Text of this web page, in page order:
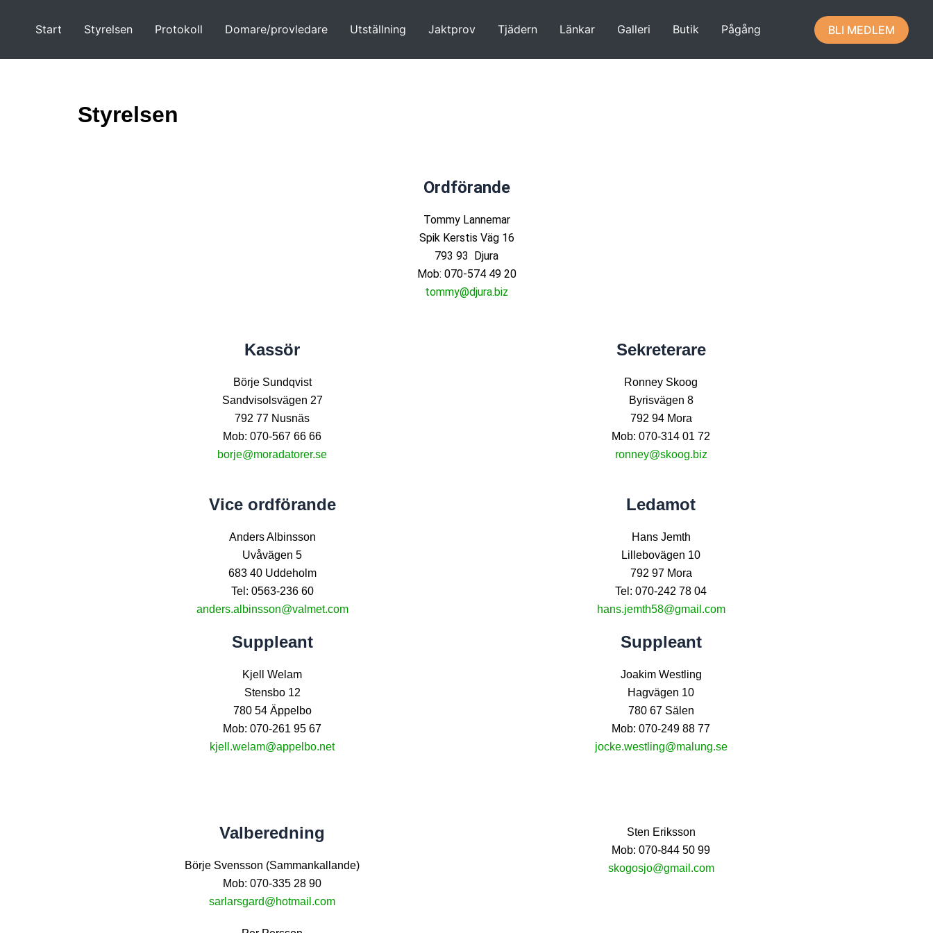
Start Styrelsen Protokoll Domare/provledare Utställning Jaktprov Tjädern Länkar Galleri Butik Pågång BLI MEDLEM
Styrelsen
Ordförande
Tommy Lannemar
Spik Kerstis Väg 16
793 93 Djura
Mob: 070-574 49 20
tommy@djura.biz
Kassör
Börje Sundqvist
Sandvisolsvägen 27
792 77 Nusnäs
Mob: 070-567 66 66
borje@moradatorer.se
Sekreterare
Ronney Skoog
Byrisvägen 8
792 94 Mora
Mob: 070-314 01 72
ronney@skoog.biz
Vice ordförande
Anders Albinsson
Uvåvägen 5
683 40 Uddeholm
Tel: 0563-236 60
anders.albinsson@valmet.com
Ledamot
Hans Jemth
Lillebovägen 10
792 97 Mora
Tel: 070-242 78 04
hans.jemth58@gmail.com
Suppleant
Kjell Welam
Stensbo 12
780 54 Äppelbo
Mob: 070-261 95 67
kjell.welam@appelbo.net
Suppleant
Joakim Westling
Hagvägen 10
780 67 Sälen
Mob: 070-249 88 77
jocke.westling@malung.se
Valberedning
Börje Svensson (Sammankallande)
Mob: 070-335 28 90
sarlarsgard@hotmail.com
Sten Eriksson
Mob: 070-844 50 99
skogosjo@gmail.com